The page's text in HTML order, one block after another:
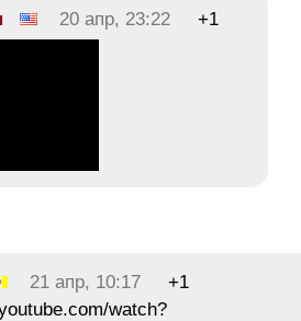
20 апр, 23:22 +1
21 апр, 10:17
+1
watch?